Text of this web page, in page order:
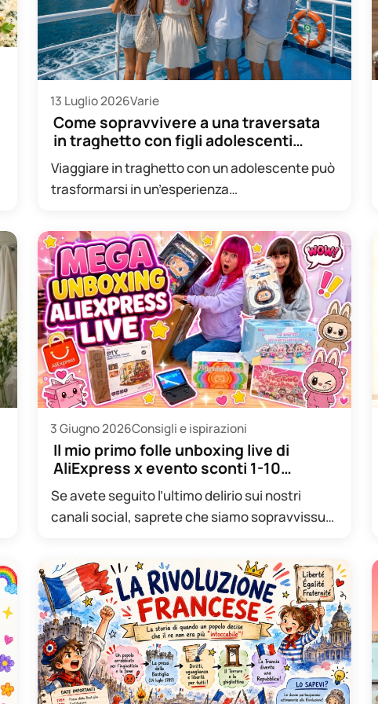
13 Luglio 2026Varie
Come sopravvivere a una traversata
in traghetto con figli adolescenti
(senza crisi…
Viaggiare in traghetto con un adolescente può
trasformarsi in un’esperienza
diventare una piccola prova di…
3 Giugno 2026Consigli e ispirazioni
Il mio primo folle unboxing live di
AliExpress x evento sconti 1-10…
Se avete seguito l’ultimo delirio sui nostri
canali social, saprete che siamo sopravvissuti